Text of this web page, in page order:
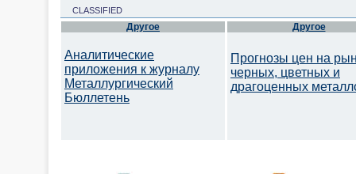
CLASSIFIED
Другое
Аналитические
приложения к журналу
Металлургический
Бюллетень
Другое
Прогнозы цен на
черных, цветных и
драгоценных